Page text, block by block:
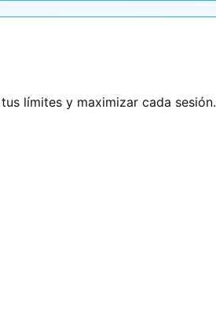
límites y maximizar cada sesión.